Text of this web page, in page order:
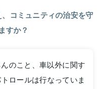
コミュニティの治安を守
すか？
のこと、車以外に関す
ロールは行なっていま